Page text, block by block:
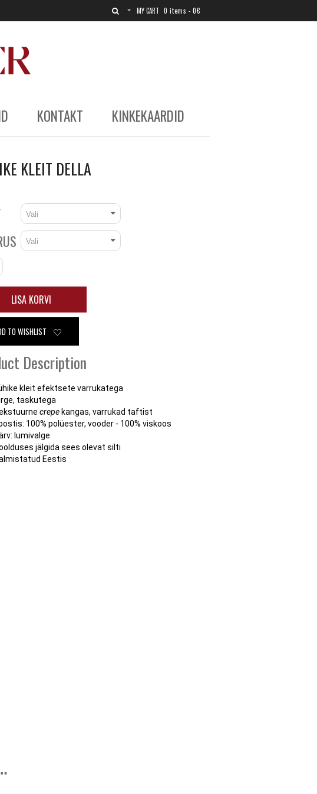
MY CART 0 items -0€
KONTAKT KINKEKAARDID
KLEIT DELLA
LISA KORVI
TO WISHLIST
Description
kleit efektsete varrukatega
taskutega
crepe kangas, varrukad taftist
100% polüester, vooder - 100% viskoos
lumivalge
jälgida sees olevat silti
Eestis
oled esimene, kes
värskeid uudiseid,
ja kutseid meie